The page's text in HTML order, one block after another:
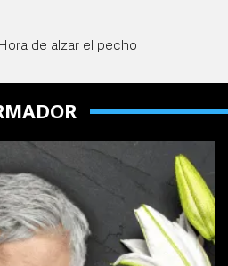
de alzar el pecho